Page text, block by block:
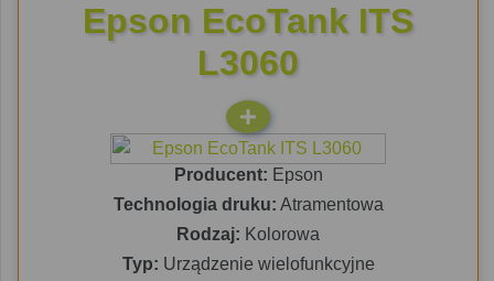
Epson EcoTank ITS
L3060
Producent: Epson
Technologia druku: Atramentowa
Rodzaj: Kolorowa
Typ: Urządzenie wielofunkcyjne